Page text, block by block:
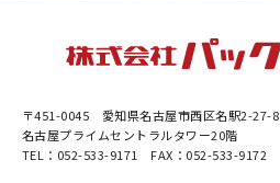
〒451-0045 愛知県名古屋市西区名駅2-27-8
名古屋プライムセントラルタワー20階
TEL：052-533-9171 FAX：052-533-9172